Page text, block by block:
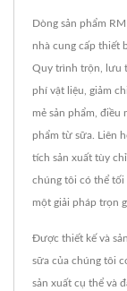
Dòng sản phẩm
nhà cung cấp thiết
Quy trình trộn, lưu
phí vật liệu, giảm
mẻ sản phẩm, điều
phẩm từ sữa. Liên
tích sản xuất tùy
chúng tôi có thể tối
một giải pháp trọn
Được thiết kế và
sữa của chúng tôi
sản xuất cụ thể và